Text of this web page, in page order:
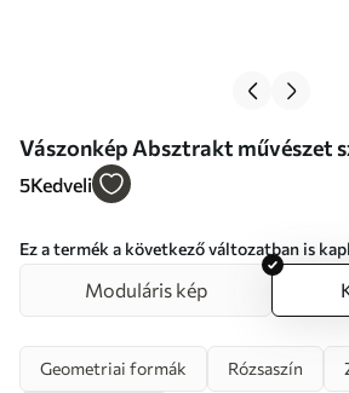
Vászonkép Absztrakt művészet színes blokkokkal
és vonalakkal Nr s46313
5Kedveli
Ez a termék a következő változatban is
Moduláris kép
Geometriai formák Rózsaszín